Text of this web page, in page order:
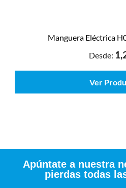
Manguera Eléctrica
Desde:
Ver
Apúntate a nuestra
pierdas todas